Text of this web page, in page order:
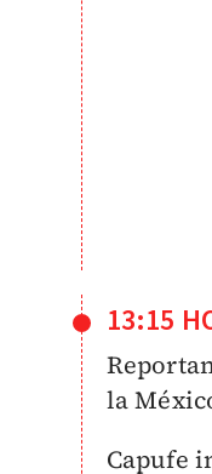
13:15
la
Capufe